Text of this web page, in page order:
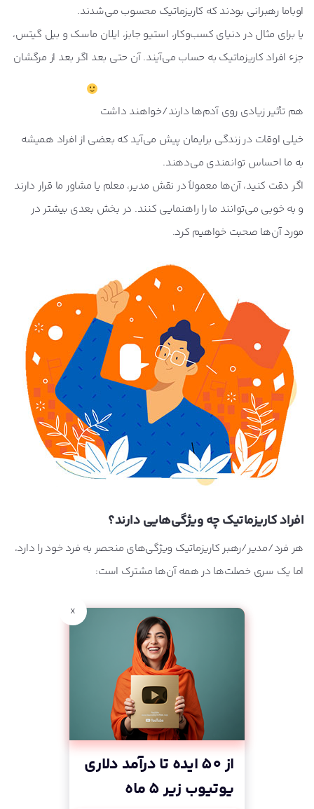
اوباما رهبرانی بودند که کاریزماتیک محسوب می‌شدند.
یا برای مثال در دنیای کسب‌وکار، استیو جابز، ایلان ماسک و بیل گیتس،
جزء افراد کاریزماتیک به حساب می‌آیند. آن‌ حتی بعد اگر بعد از مرگشان
هم تأثیر زیادی روی آدم‌ها دارند/خواهند داشت
خیلی اوقات در زندگی برایمان پیش می‌آید که بعضی از افراد همیشه
به ما احساس توانمندی می‌دهند.
اگر دقت کنید، آن‌ها معمولاً در نقش مدیر، معلم یا مشاور ما قرار دارند
و به خوبی می‌توانند ما را راهنمایی کنند. در بخش بعدی بیشتر در
مورد آن‌ها صحبت خواهیم کرد.
افراد کاریزماتیک چه ویژگی‌هایی دارند؟
هر فرد/مدیر/رهبر کاریزماتیک ویژگی‌های منحصر به فرد خود را دارد،
اما یک سری خصلت‌ها در همه آن‌ها مشترک است:
x
از 50 ایده تا درآمد دلاری
یوتیوب زیر 5 ماه